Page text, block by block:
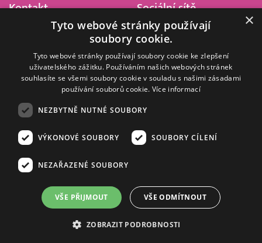
Kontakt
Barrandov Televizní Studio,
Kříženeckého nám. 322
152 00 Praha 5
IČ 416 93 311
Sociální sítě
© 2008–2026 EMPRESA MEDIA, a.s. Všechna práva vyhrazena.
Zásady ochrany osobních a dalších zpracovávaných údajů
Informace o měření sledovanosti videa ve video archivu
Nielsen Digital Measurement
. Využíváme grafické podklady z
depositphotos.com .
×
Tyto webové stránky používají
soubory cookie.
Tyto webové stránky používají soubory cookie ke zlepšení
uživatelského zážitku. Používáním našich webových stránek
souhlasíte se všemi soubory cookie v souladu s našimi zásadami
používání souborů cookie. Více informací
NEZBYTNĚ NUTNÉ SOUBORY
VÝKONOVÉ SOUBORY SOUBORY CÍLENÍ
NEZAŘAZENÉ SOUBORY
VŠE PŘIJMOUT VŠE ODMÍTNOUT
ZOBRAZIT PODROBNOSTI